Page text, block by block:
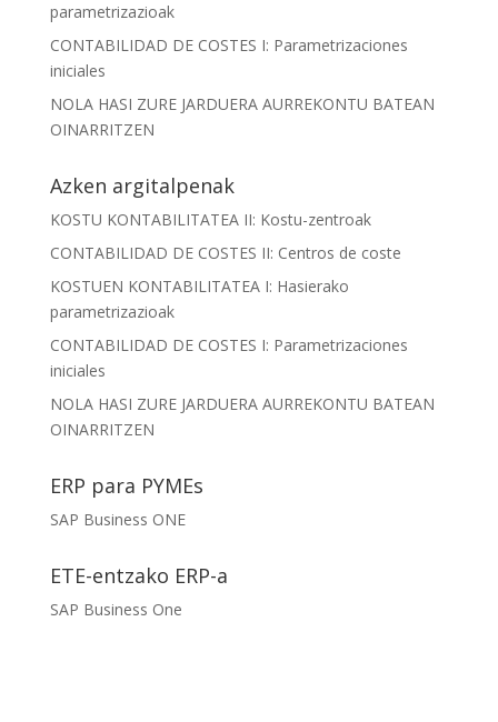
parametrizazioak
CONTABILIDAD DE COSTES I: Parametrizaciones
iniciales
NOLA HASI ZURE JARDUERA AURREKONTU BATEAN
OINARRITZEN
Azken argitalpenak
KOSTU KONTABILITATEA II: Kostu-zentroak
CONTABILIDAD DE COSTES II: Centros de coste
KOSTUEN KONTABILITATEA I: Hasierako
parametrizazioak
CONTABILIDAD DE COSTES I: Parametrizaciones
iniciales
NOLA HASI ZURE JARDUERA AURREKONTU BATEAN
OINARRITZEN
ERP para PYMEs
SAP Business ONE
ETE-entzako ERP-a
SAP Business One